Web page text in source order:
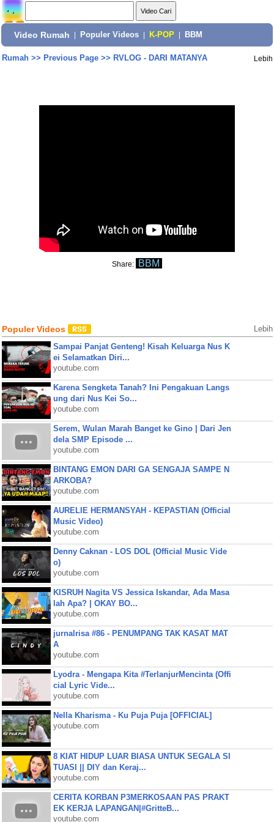
Video Rumah Populer Videos K-POP BBM
Rumah>> Previous Page>> RVLOG - DARI MATANYA Lebih
Share: BBM
Populer Videos Lebih
Sampai Panjat Genteng! Kisah Keluarga Nus K
ei Selamatkan Diri...
youtube.com
Karena Sengketa Tanah? Ini Pengakuan Langs
ung dari Nus Kei So...
youtube.com
Serem, Wulan Marah Banget ke Gino | Dari Jen
dela SMP Episode ...
youtube.com
BINTANG EMON DARI GA SENGAJA SAMPE N
ARKOBA?
youtube.com
AURELIE HERMANSYAH - KEPASTIAN (Official
Music Video)
youtube.com
Denny Caknan - LOS DOL (Official Music Vide
o)
youtube.com
KISRUH Nagita VS Jessica Iskandar, Ada Masa
lah Apa? | OKAY BO...
youtube.com
jurnalrisa #86 - PENUMPANG TAK KASAT MAT
A
youtube.com
Lyodra - Mengapa Kita #TerlanjurMencinta (Offi
cial Lyric Vide...
youtube.com
Nella Kharisma - Ku Puja Puja [OFFICIAL]
youtube.com
8 KIAT HIDUP LUAR BIASA UNTUK SEGALA SI
TUASI || DIY dan Keraj...
youtube.com
CERITA KORBAN P3MERKOSAAN PAS PRAKT
EK KERJA LAPANGAN|#GritteB...
youtube.com